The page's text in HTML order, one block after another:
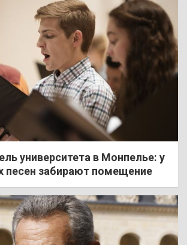
университета в Монпелье: у
песен забирают помещение